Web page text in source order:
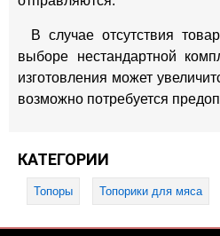
В случае отсутствия
выборе нестандартной
изготовления может
возможно потребуется
КАТЕГОРИИ
Топоры Топорики для мяса